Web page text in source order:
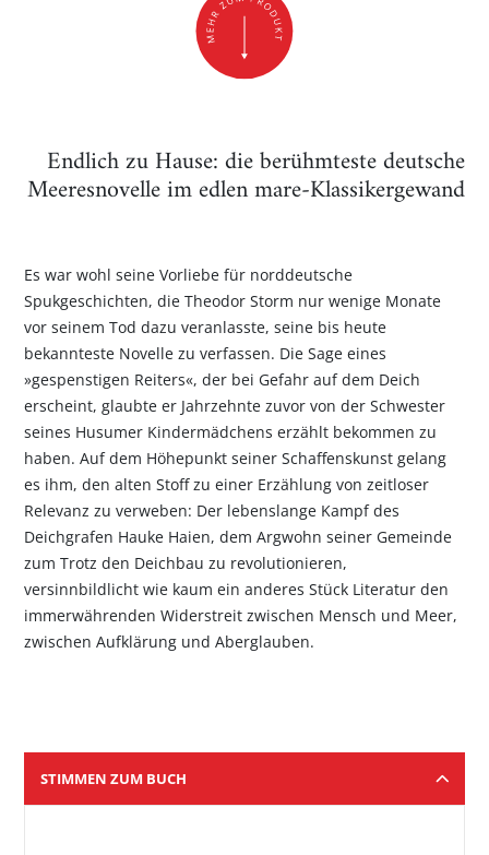
Endlich zu Hause: die berühmteste deutsche
Meeresnovelle im edlen mare-Klassikergewand
Es war wohl seine Vorliebe für norddeutsche
Spukgeschichten, die Theodor Storm nur wenige Monate
vor seinem Tod dazu veranlasste, seine bis heute
bekannteste Novelle zu verfassen. Die Sage eines
»gespenstigen Reiters«, der bei Gefahr auf dem Deich
erscheint, glaubte er Jahrzehnte zuvor von der Schwester
seines Husumer Kindermädchens erzählt bekommen zu
haben. Auf dem Höhepunkt seiner Schaffenskunst gelang
es ihm, den alten Stoff zu einer Erzählung von zeitloser
Relevanz zu verweben: Der lebenslange Kampf des
Deichgrafen Hauke Haien, dem Argwohn seiner Gemeinde
zum Trotz den Deichbau zu revolutionieren,
versinnbildlicht wie kaum ein anderes Stück Literatur den
immerwährenden Widerstreit zwischen Mensch und Meer,
zwischen Aufklärung und Aberglauben.
STIMMEN ZUM BUCH